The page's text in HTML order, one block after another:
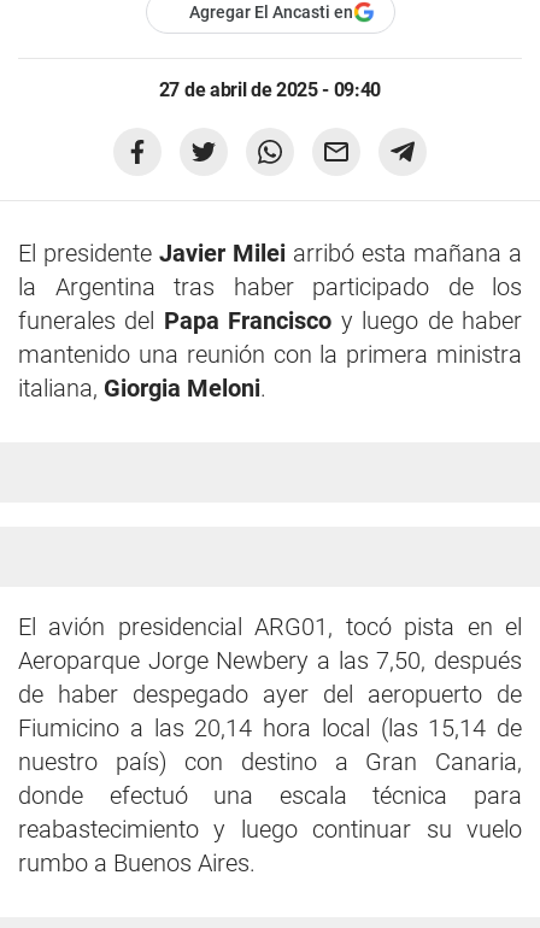
Agregar El Ancasti en
27 de abril de 2025 - 09:40
El presidente Javier Milei arribó esta mañana a
la Argentina tras haber participado de los
funerales del Papa Francisco y luego de haber
mantenido una reunión con la primera ministra
italiana, Giorgia Meloni.
El avión presidencial ARG01, tocó pista en el
Aeroparque Jorge Newbery a las 7,50, después
de haber despegado ayer del aeropuerto de
Fiumicino a las 20,14 hora local (las 15,14 de
nuestro país) con destino a Gran Canaria,
donde efectuó una escala técnica para
reabastecimiento y luego continuar su vuelo
rumbo a Buenos Aires.